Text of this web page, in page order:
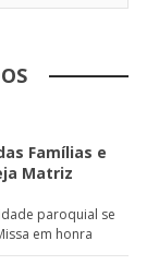
Famílias e
Matriz
paroquial se
em honra